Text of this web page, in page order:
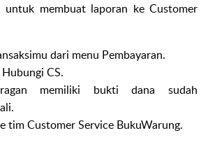
membuat laporan ke Customer
dari menu Pembayaran.
CS.
memiliki bukti dana sudah
tim Customer Service BukuWarung.